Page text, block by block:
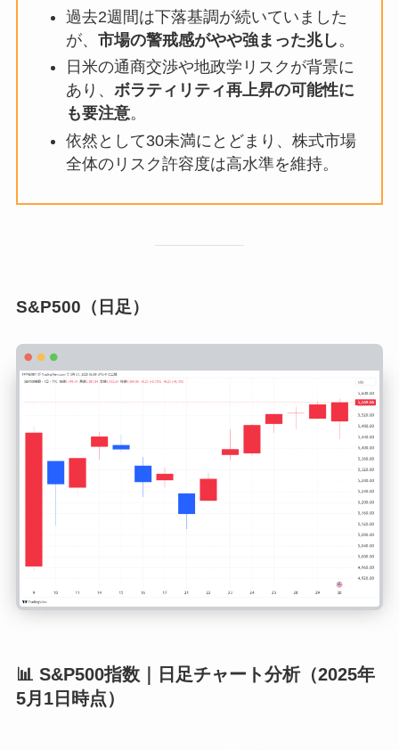
過去2週間は下落基調が続いていました
が、 市場の警戒感がやや強まった兆し 。
日米の通商交渉や地政学リスクが背景に
あり、 ボラティリティ再上昇の可能性に
も要注意。
依然として30未満にとどまり、株式市場
全体のリスク許容度は高水準を維持。
S&P500（日足）
📊 S&P500指数｜日足チャート分析（2025年
5月1日時点）